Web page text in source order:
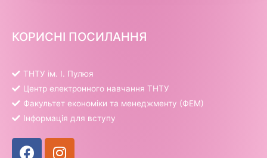
КОРИСНІ ПОСИЛАННЯ
ТНТУ ім. І. Пулюя
Центр електронного навчання ТНТУ
Факультет економіки та менеджменту (ФЕМ)
Інформація для вступу